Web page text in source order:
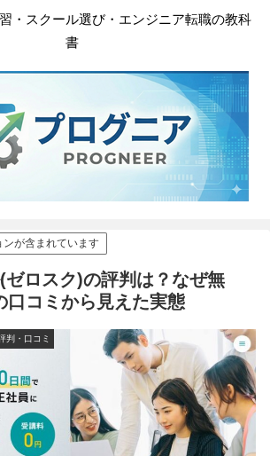
・スクール選び・エンジニア転職の教科
書
が含まれています
ゼロスク)の評判は？なぜ無
口コミから見えた実態
判・口コミ